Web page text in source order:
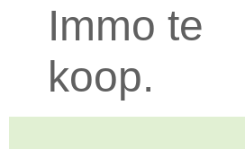
Immo te
koop.